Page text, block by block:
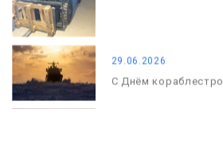
29.06.2026
С Днём